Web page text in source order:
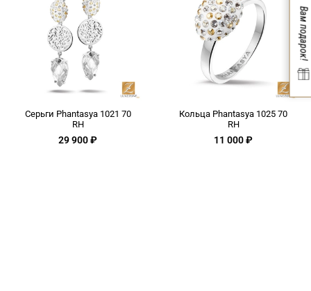
Серьги Phantasya 1021 70
RH
29 900 ₽
Кольца Phantasya 1025 70
RH
11 000 ₽
Вам подарок!